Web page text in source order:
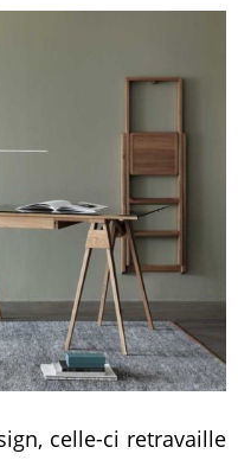
celle-ci retravaille